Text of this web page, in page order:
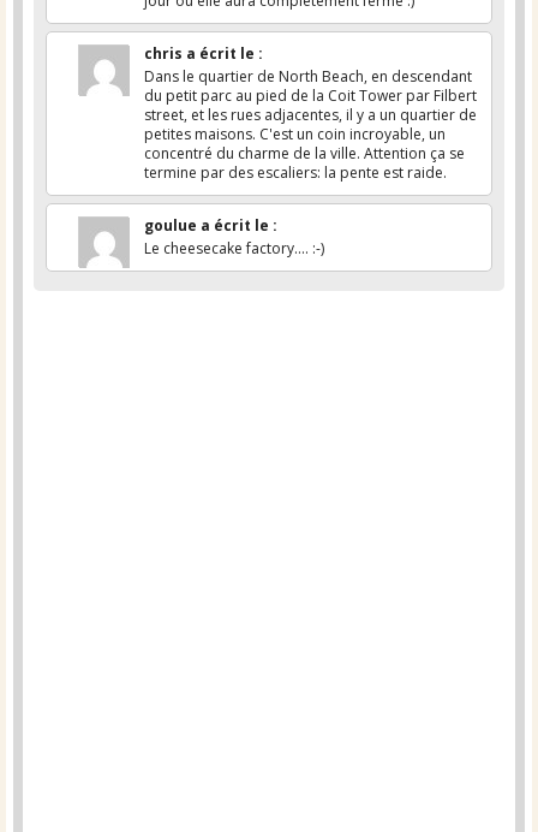
chris a écrit le :
Dans le quartier de North Beach, en descendant
du petit parc au pied de la Coit Tower par Filbert
street, et les rues adjacentes, il y a un quartier de
petites maisons. C'est un coin incroyable, un
concentré du charme de la ville. Attention ça se
termine par des escaliers: la pente est raide.
goulue a écrit le :
Le cheesecake factory.... :-)